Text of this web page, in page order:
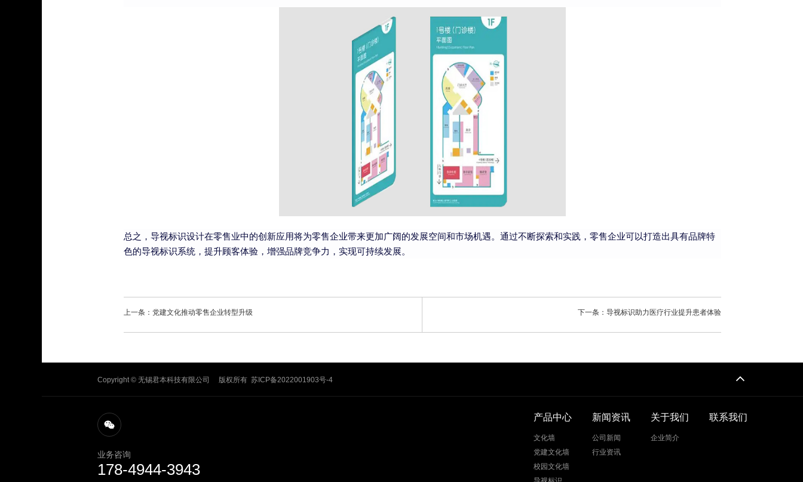
总之，导视标识设计在零售业中的创新应用将为零售企业带来更加广阔的发展空间和市场机遇。通过不断探索和实践，零售企业可以打造出具有品牌特
色的导视标识系统，提升顾客体验，增强品牌竞争力，实现可持续发展。
上一条：党建文化推动零售企业转型升级 下一条：导视标识助力医疗行业提升患者体验
Copyright © 无锡君本科技有限公司 版权所有 苏ICP备2022001903号-4
业务咨询
178-4944-3943
产品中心
文化墙
党建文化墙
校园文化墙
新闻资讯
公司新闻
行业资讯
关于我们
企业简介
联系我们